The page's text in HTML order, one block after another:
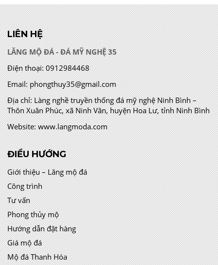
LIÊN HỆ
LĂNG MỘ ĐÁ - ĐÁ MỸ NGHỆ 35
Điện thoại: 0912984468
Email: phongthuy35@gmail.com
Địa chỉ:Làng nghề truyền thống đá mỹ nghệ Ninh Bình –
Thôn Xuân Phúc, xã Ninh Vân, huyện Hoa Lư, tỉnh Ninh Bình
Website: www.langmoda.com
ĐIỀU HƯỚNG
Giới thiệu – Lăng mộ đá
Công trình
Tư vấn
Phong thủy mộ
Hướng dẫn đặt hàng
Giá mộ đá
Mộ đá Thanh Hóa